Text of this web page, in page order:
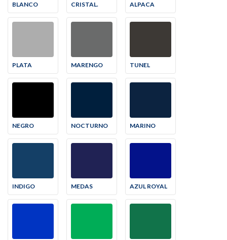
BLANCO CRISTAL. ALPACA
PLATA MARENGO TUNEL
NEGRO NOCTURNO MARINO
INDIGO MEDAS AZUL ROYAL